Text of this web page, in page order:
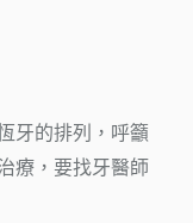
牙的排列，呼籲
療，要找牙醫師